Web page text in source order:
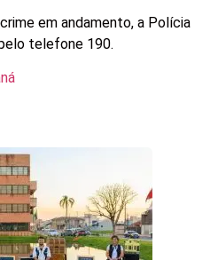
em andamento, a Polícia
telefone 190.